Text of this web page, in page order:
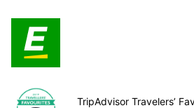
TripAdvisor Travelers’